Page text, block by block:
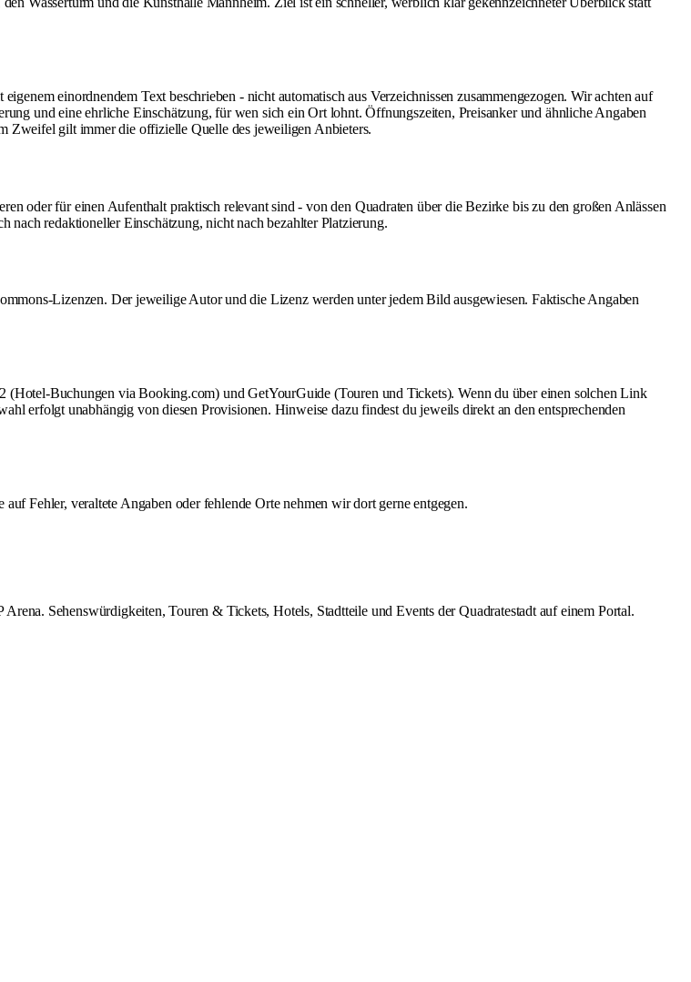
einordnendem Text beschrieben - nicht automatisch aus Verzeichnissen zusammengezogen. Wir achten auf
und eine ehrliche Einschätzung, für wen sich ein Ort lohnt. Öffnungszeiten, Preisanker und ähnliche Angaben
Zweifel gilt immer die offizielle Quelle des jeweiligen Anbieters.
oder für einen Aufenthalt praktisch relevant sind - von den Quadraten über die Bezirke bis zu den großen Anlässen
redaktioneller Einschätzung, nicht nach bezahlter Platzierung.
Lizenzen. Der jeweilige Autor und die Lizenz werden unter jedem Bild ausgewiesen. Faktische Angaben
(Hotel-Buchungen via Booking.com) und GetYourGuide (Touren und Tickets). Wenn du über einen solchen Link
erfolgt unabhängig von diesen Provisionen. Hinweise dazu findest du jeweils direkt an den entsprechenden
auf Fehler, veraltete Angaben oder fehlende Orte nehmen wir dort gerne entgegen.
Sehenswürdigkeiten, Touren & Tickets, Hotels, Stadtteile und Events der Quadratestadt auf einem Portal.